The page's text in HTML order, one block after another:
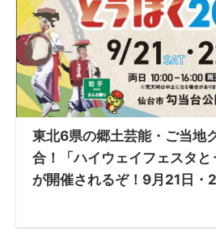
東北6県の郷土芸能・ご当地
合！「ハイウェイフェスタと
が開催されるぞ！9月21日・